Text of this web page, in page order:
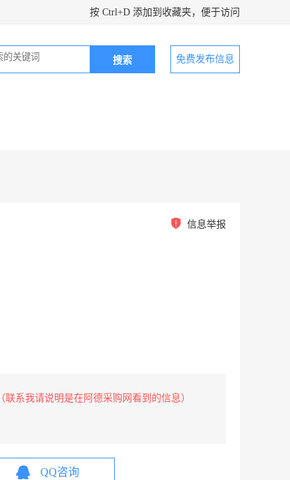
按 Ctrl+D 添加到收藏夹，便于访问
免费发布信息
（联系我请说明是在阿德采购网看到的信息）
QQ咨询
信息举报